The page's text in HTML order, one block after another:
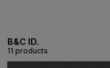
B&C ID.
11 products